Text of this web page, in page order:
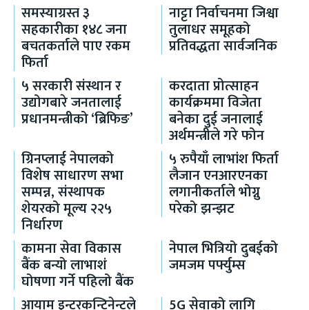
समस्याग्रस्त ३
सहकारीका १४८ जना
बचतकर्ताले पाए रकम
फिर्ता
नाट्टा निर्वाचनमा जिश्वा
तुलाधर समूहको
प्रतिवद्धता सार्वजनिक
५ सरकारी संस्थान र
उद्योगबारे जनतालाई
प्रधानमन्त्रीको ‘ब्रिफिङ’
करदाता प्रोत्साहन
कार्यक्रममा विजेता
बनेका दुई जनालाई
अर्थमन्त्रीले गरे फोन
ग्रिनप्लाई नेपालको
विशेष साधारण सभा
सम्पन्न, संस्थापक
शेयरको मूल्य २२५
निर्धारण
५ रुपैयाँ लाभांश फिर्ता
लैजान एनआरएनका
लगानीकर्ताले भोग्नु
परेको झन्झट
कामना सेवा विकास
बैंक बन्यो लाभाशं
घोषणा गर्ने पहिलो बैंक
नेपाल भित्रियो दुबईको
जमजम पर्फ्युम्स
आयाम इन्टरकन्टिनेन्टले
5G सेवाको लागि